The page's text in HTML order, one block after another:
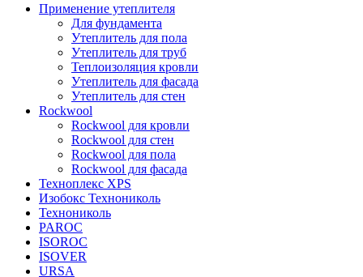
Применение утеплителя
Для фундамента
Утеплитель для пола
Утеплитель для труб
Теплоизоляция кровли
Утеплитель для фасада
Утеплитель для стен
Rockwool
Rockwool для кровли
Rockwool для стен
Rockwool для пола
Rockwool для фасада
Техноплекс XPS
Изобокс Технониколь
Технониколь
PAROC
ISOROC
ISOVER
URSA